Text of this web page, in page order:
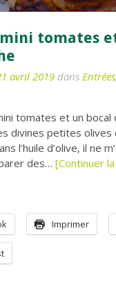
tomates
avril 2019 dans Entrées,
tomates et un bocal
divines petites olives
l’huile d’olive, il ne
des… [Continuer
Imprimer